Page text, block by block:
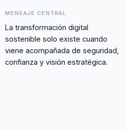
MENSAJE CENTRAL
La transformación digital
sostenible solo existe cuando
viene acompañada de seguridad,
confianza y visión estratégica.